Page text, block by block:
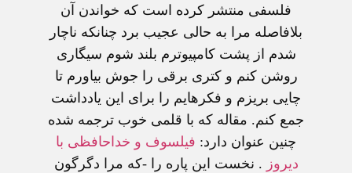
فلسفی منتشر کرده است که خواندن آن
بلافاصله مرا به حالی عجيب برد چنانکه ناچار
شدم از پشت کامپيوترم بلند شوم سيگاری
روشن کنم و کتری برقی را جوش بياورم تا
چايی بريزم و فکرهايم را برای اين يادداشت
جمع کنم. مقاله که با قلمی خوب ترجمه شده
چنين عنوان دارد: فيلسوف و خداحافظی با
ديروز . نخست اين پاره را -که مرا دگرگون